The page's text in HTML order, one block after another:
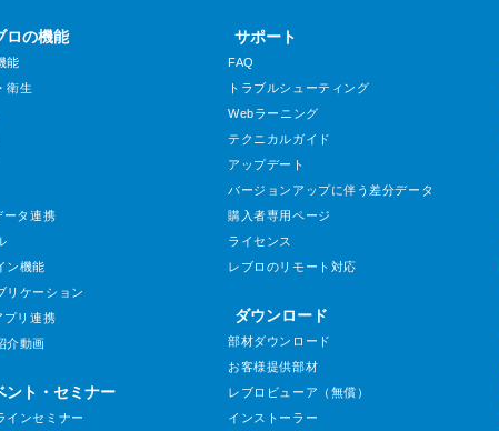
ロの機能
能
衛生
ータ連携
ン機能
リケーション
プリ連携
介動画
ント・セミナー
インセミナー
サポート
FAQ
トラブルシューティング
Webラーニング
テクニカルガイド
アップデート
バージョンアップに伴う差分データ
購入者専用ページ
ライセンス
レブロのリモート対応
ダウンロード
部材ダウンロード
お客様提供部材
レブロビューア（無償）
インストーラー